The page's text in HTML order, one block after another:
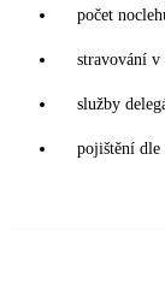
počet
stravování v
služby
pojištění dle